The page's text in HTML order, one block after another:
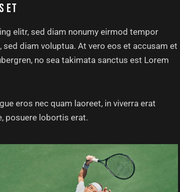
ET
elitr, sed diam nonumy eirmod tempor
diam voluptua. At vero eos et accusam et
no sea takimata sanctus est Lorem
eros nec quam laoreet, in viverra erat
posuere lobortis erat.